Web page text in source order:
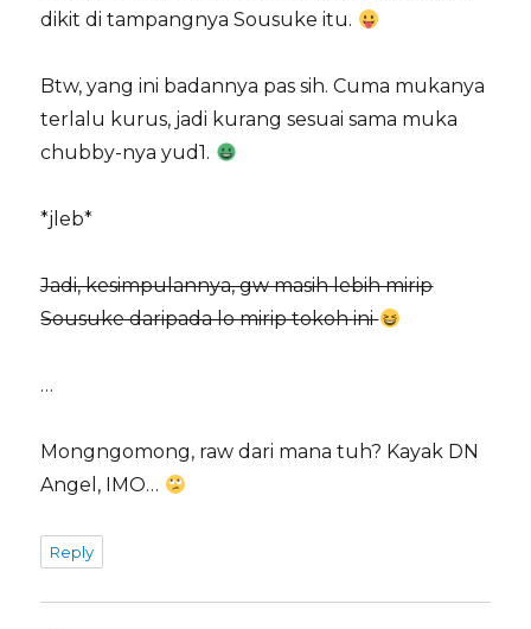
dikit di tampangnya Sousuke itu.
Btw, yang ini badannya pas sih. Cuma mukanya
terlalu kurus, jadi kurang sesuai sama muka
chubby-nya yud1.
*jleb*
Jadi, kesimpulannya, gw masih lebih mirip
Sousuke daripada lo mirip tokoh ini
…
Mongngomong, raw dari mana tuh? Kayak DN
Angel, IMO…
Reply